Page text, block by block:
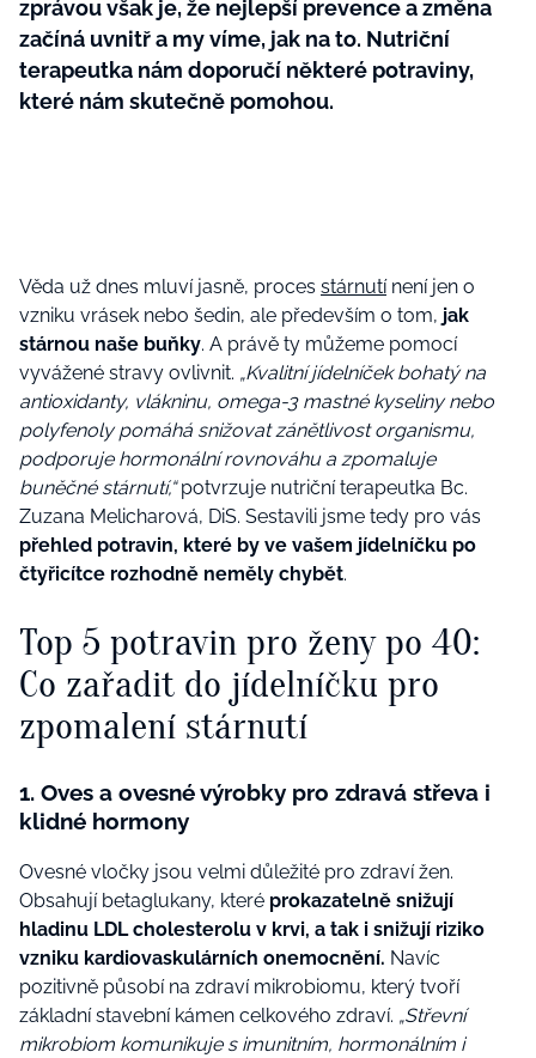
zprávou však je, že nejlepší prevence a změna
začíná uvnitř a my víme, jak na to. Nutriční
terapeutka nám doporučí některé potraviny,
které nám skutečně pomohou.
Věda už dnes mluví jasně, proces stárnutínení jen o
vzniku vrásek nebo šedin, ale především o tom, jak
stárnou naše buňky. A právě ty můžeme pomocí
vyvážené stravy ovlivnit. „Kvalitní jídelníček bohatý na
antioxidanty, vlákninu, omega-3 mastné kyseliny nebo
polyfenoly pomáhá snižovat zánětlivost organismu,
podporuje hormonální rovnováhu a zpomaluje
buněčné stárnutí,“potvrzuje nutriční terapeutka Bc.
Zuzana Melicharová, DiS. Sestavili jsme tedy pro vás
přehled potravin, které by ve vašem jídelníčku po
čtyřicítce rozhodně neměly chybět.
Top 5 potravin pro ženy po 40:
Co zařadit do jídelníčku pro
zpomalení stárnutí
1. Oves a ovesné výrobky pro zdravá střeva i
klidné hormony
Ovesné vločky jsou velmi důležité pro zdraví žen.
Obsahují betaglukany, které prokazatelně snižují
hladinu LDL cholesterolu v krvi, a tak i snižují riziko
vzniku kardiovaskulárních onemocnění. Navíc
pozitivně působí na zdraví mikrobiomu, který tvoří
základní stavební kámen celkového zdraví. „Střevní
mikrobiom komunikuje s imunitním, hormonálním i